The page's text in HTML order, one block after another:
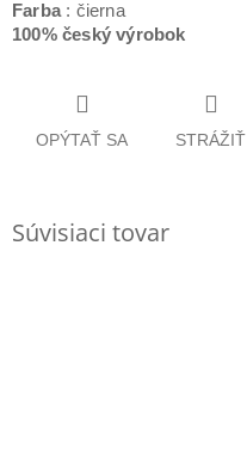
Farba: čierna
100% český výrobok
OPÝTAŤ SA STRÁŽIŤ
Súvisiaci tovar